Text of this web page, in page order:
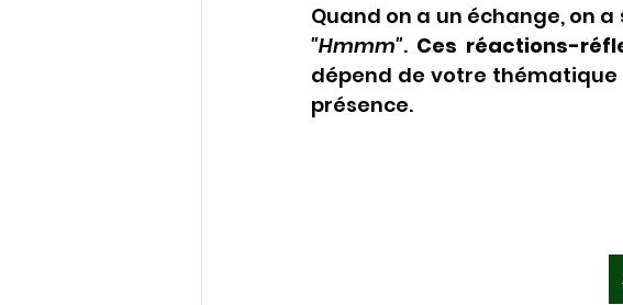
Quand on a un échange, on
"Hmmm". Ces réactions-
dépend de votre
présence.